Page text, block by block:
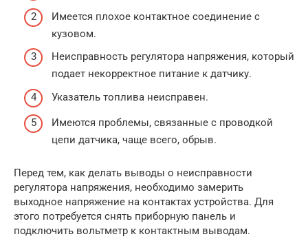
Имеется плохое контактное соединение с
кузовом.
Неисправность регулятора напряжения, который
подает некорректное питание к датчику.
Указатель топлива неисправен.
Имеются проблемы, связанные с проводкой
цепи датчика, чаще всего, обрыв.
Перед тем, как делать выводы о неисправности
регулятора напряжения, необходимо замерить
выходное напряжение на контактах устройства. Для
этого потребуется снять приборную панель и
подключить вольтметр к контактным выводам.